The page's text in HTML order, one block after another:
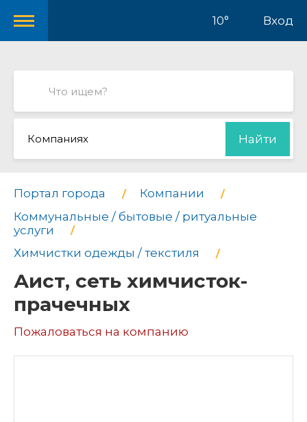
10° Вход
Компаниях Найти
Портал города
Компании
Коммунальные / бытовые / ритуальные
услуги
Химчистки одежды / текстиля
Аист, сеть химчисток-
прачечных
Пожаловаться на компанию